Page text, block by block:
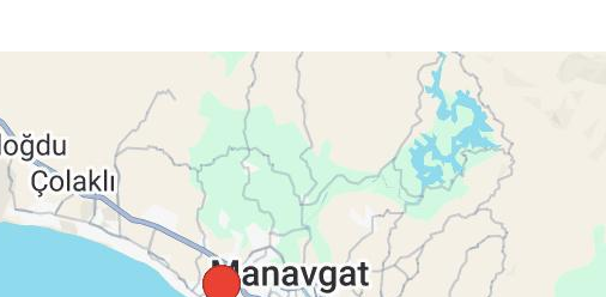
batožinu (musí sa zmestiť pod sedadlo
podpalubnú batožinu, ubytovanie podľa
insolventnosti, delegáta CK na telefóne 24/7